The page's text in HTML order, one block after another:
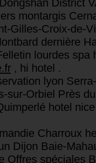
District
montargis
Gilles-Croix-de-
dernière
lourdes spa
, hi hotel .
lyon
sur-Orbiel Près
hotel
Charroux
Dijon Baie-
Offres spéciales